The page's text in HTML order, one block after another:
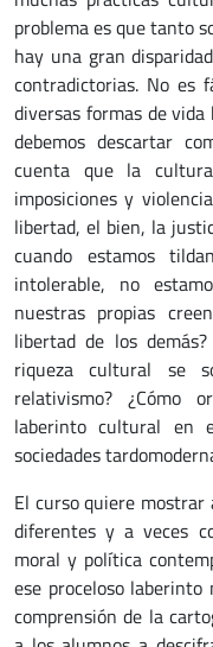
problema es que tanto
hay una gran
contradictorias. No es
diversas formas de
debemos descartar
cuenta que la
imposiciones y
libertad, el bien, la
cuando estamos
intolerable, no
nuestras propias
libertad de los
riqueza cultural se
relativismo? ¿Cómo
laberinto cultural en
sociedades
El curso quiere mostrar
diferentes y a veces
moral y política
ese proceloso
comprensión de la